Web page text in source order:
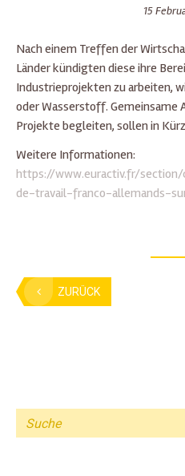
15
Nach einem Treffen der
Länder kündigten diese ihre
Industrieprojekten zu arbeiten,
oder Wasserstoff. Gemeinsame
Projekte begleiten, sollen in
Weitere Informationen:
https://www.euractiv.fr/
de-travail-franco-allemands-
ZURÜCK